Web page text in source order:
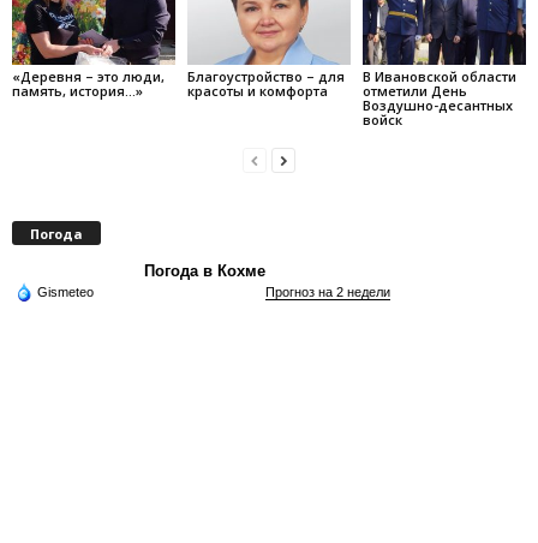
«Деревня – это люди,
память, история…»
Благоустройство – для
красоты и комфорта
В Ивановской области
отметили День
Воздушно-десантных
войск
Погода
Погода в Кохме
Gismeteo Прогноз на 2 недели